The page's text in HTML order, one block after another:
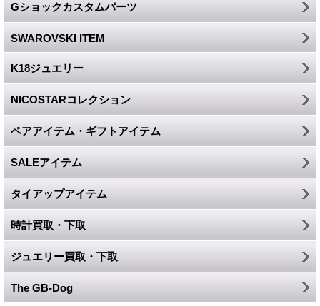
Gショックカスタムパーツ
SWAROVSKI ITEM
K18ジュエリー
NICOSTARコレクション
ペアアイテム・ギフトアイテム
SALEアイテム
タイアップアイテム
時計買取・下取
ジュエリー買取・下取
The GB-Dog